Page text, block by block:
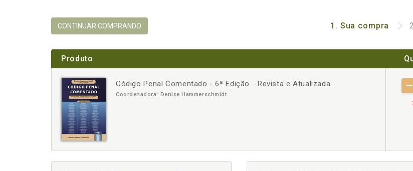
CONTINUAR COMPRANDO 1. Sua compra
Produto
Código Penal Comentado - 6ª Edição - Revista e Atualizada
Coordenadora: Denise Hammerschmidt
- +